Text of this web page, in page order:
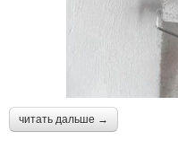
читать дальше →